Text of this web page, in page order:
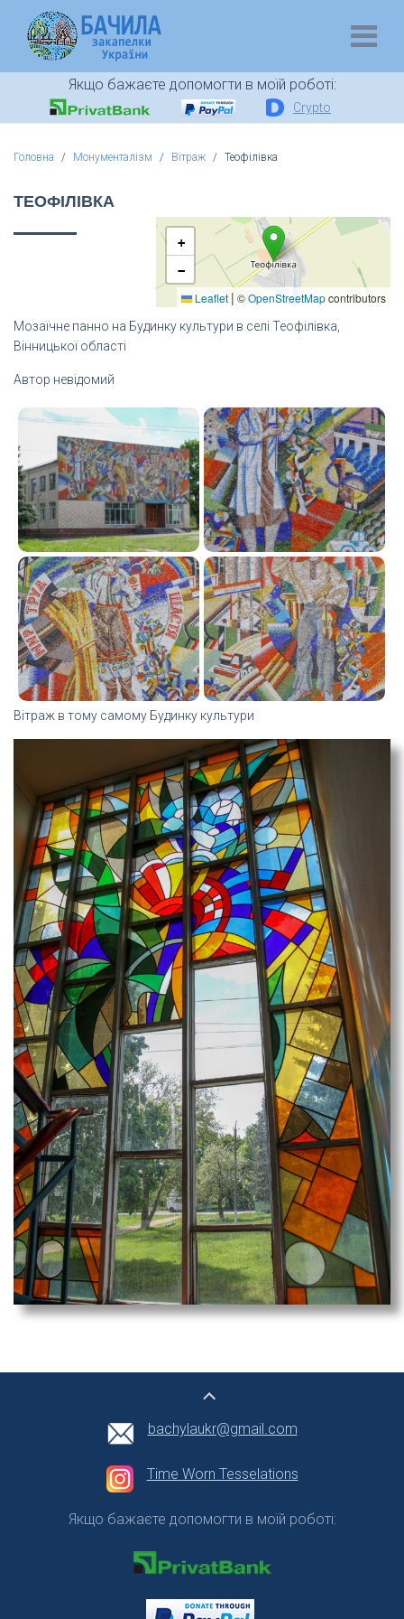
Якщо бажаєте допомогти в моїй роботі:
Crypto
Головна Монументалізм Вітраж Теофілівка
ТЕОФІЛІВКА
+
−
Leaflet | ©OpenStreetMapcontributors
Мозаїчне панно на Будинку культури в селі Теофілівка,
Вінницької області
Автор невідомий
Вітраж в тому самому Будинку культури
bachylaukr@gmail.com
Time Worn Tesselations
Якщо бажаєте допомогти в моїй роботі: